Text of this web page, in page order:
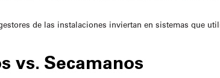
de las instalaciones inviertan en sistemas que
vs. Secamanos